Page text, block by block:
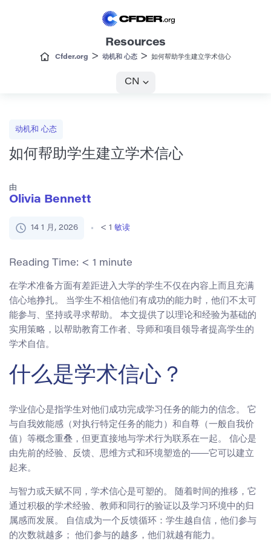
Resources
Cfder.org > 动机和 心态 > 如何帮助学生建立学术信心
CN
动机和 心态
如何帮助学生建立学术信心
由
Olivia Bennett
14 1 月, 2026 < 1 敏读
Reading Time: < 1 minute
在学术准备方面有差距进入大学的学生不仅在内容上而且充满
信心地挣扎。 当学生不相信他们有成功的能力时，他们不太可
能参与、坚持或寻求帮助。 本文提供了以理论和经验为基础的
实用策略，以帮助教育工作者、导师和项目领导者提高学生的
学术自信。
什么是学术信心？
学业信心是指学生对他们成功完成学习任务的能力的信念。 它
与自我效能感（对执行特定任务的能力）和自尊（一般自我价
值）等概念重叠，但更直接地与学术行为联系在一起。 信心是
由先前的经验、反馈、思维方式和环境塑造的——它可以建立
起来。
与智力或天赋不同，学术信心是可塑的。 随着时间的推移，它
通过积极的学术经验、教师和同行的验证以及学习环境中的归
属感而发展。 自信成为一个反馈循环：学生越自信，他们参与
的次数就越多； 他们参与的越多，他们就越有能力。